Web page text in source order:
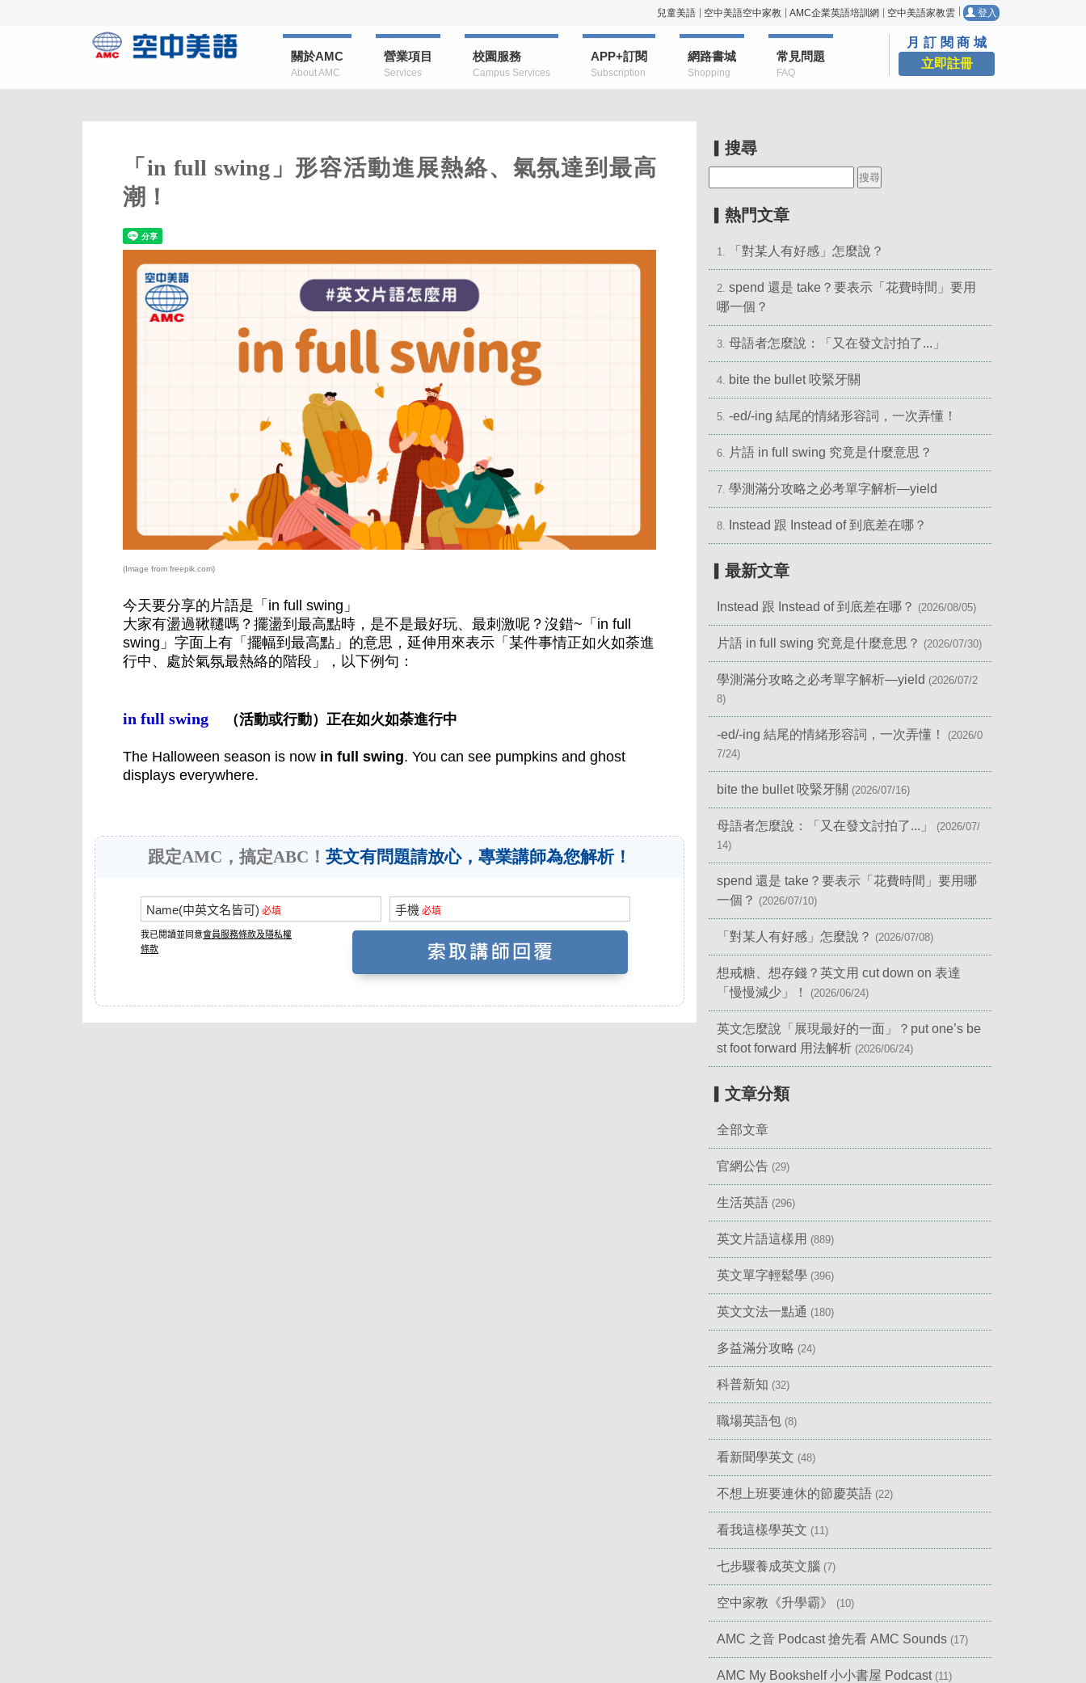
兒童美語 空中美語空中家教 AMC企業英語培訓網 空中美語家教雲 登入
關於AMC
About AMC
營業項目
Services
校園服務
Campus Services
APP+訂閱
Subscription
網路書城
Shopping
常見問題
FAQ
月訂閱商城
立即註冊
「in full swing」形容活動進展熱絡、氣氛達到最高
潮！
(Image from freepik.com)
今天要分享的片語是「in full swing」
大家有盪過鞦韆嗎？擺盪到最高點時，是不是最好玩、最刺激呢？沒錯~「in full
swing」字面上有「擺幅到最高點」的意思，延伸用來表示「某件事情正如火如荼進
行中、處於氣氛最熱絡的階段」，以下例句：
in full swing （活動或行動）正在如火如荼進行中
The Halloween season is now in full swing. You can see pumpkins and ghost
displays everywhere.
跟定AMC，搞定ABC！ 英文有問題請放心，專業講師為您解析！
▎搜尋
▎熱門文章
1. 「對某人有好感」怎麼說？
2. spend 還是 take？要表示「花費時間」要用
哪一個？
3. 母語者怎麼說：「又在發文討拍了...」
4. bite the bullet 咬緊牙關
5. -ed/-ing 結尾的情緒形容詞，一次弄懂！
6. 片語 in full swing 究竟是什麼意思？
7. 學測滿分攻略之必考單字解析—yield
8. Instead 跟 Instead of 到底差在哪？
▎最新文章
Instead 跟 Instead of 到底差在哪？ (2026/08/05)
片語 in full swing 究竟是什麼意思？ (2026/07/30)
學測滿分攻略之必考單字解析—yield (2026/07/2
8)
-ed/-ing 結尾的情緒形容詞，一次弄懂！
(2026/0
7/24)
bite the bullet 咬緊牙關 (2026/07/16)
母語者怎麼說：「又在發文討拍了...」
(2026/07/
14)
spend 還是 take？要表示「花費時間」要用哪
一個？ (2026/07/10)
「對某人有好感」怎麼說？ (2026/07/08)
想戒糖、想存錢？英文用 cut down on 表達
「慢慢減少」！
(2026/06/24)
英文怎麼說「展現最好的一面」？put one’s be
st foot forward 用法解析 (2026/06/24)
▎文章分類
全部文章
官網公告 (29)
生活英語 (296)
英文片語這樣用 (889)
英文單字輕鬆學 (396)
英文文法一點通 (180)
多益滿分攻略 (24)
科普新知 (32)
職場英語包 (8)
看新聞學英文 (48)
不想上班要連休的節慶英語 (22)
看我這樣學英文 (11)
七步驟養成英文腦 (7)
空中家教《升學霸》 (10)
AMC 之音 Podcast 搶先看 AMC Sounds (17)
AMC My Bookshelf 小小書屋 Podcast (11)